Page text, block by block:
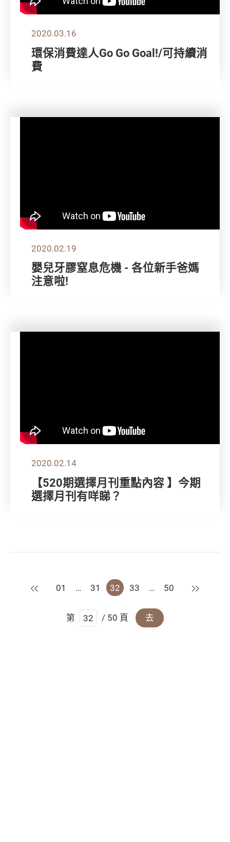
2020.03.16
環保消費達人Go Go Goal!/可持續消
費
2020.02.19
嬰兒牙膠窒息危機 - 各位新手爸媽
注意啦!
2020.02.14
【520期選擇月刊重點內容 】今期
選擇月刊有咩睇？
上一頁
01 … 31 32 33 … 50 下一頁
第 / 50 頁 去